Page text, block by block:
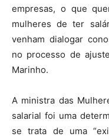
empresas, o que
mulheres de ter
venham dialogar
no processo de
Marinho.
A ministra das
salarial foi uma
se trata de uma